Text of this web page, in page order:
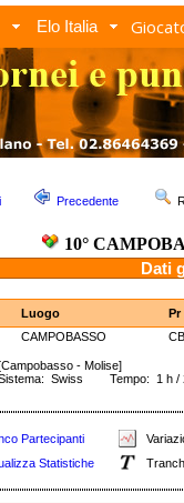
Elo Italia
Precedente
10°
Dati
Luogo
Pr
CAMPOBASSO
CB
- Molise]
Swiss Tempo: 1 h /
Partecipanti
Statistiche